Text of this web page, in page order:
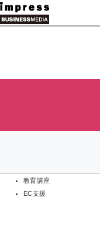
メ
イ
教育講座
EC支援